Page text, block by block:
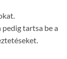
tartsa be a